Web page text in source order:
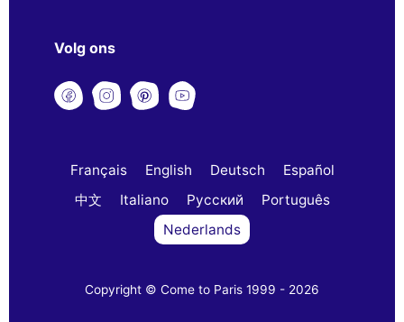
Volg ons
Français English Deutsch
Español
中文
Italiano Русский
Português
Nederlands
Copyright © Come to Paris 1999 - 2026